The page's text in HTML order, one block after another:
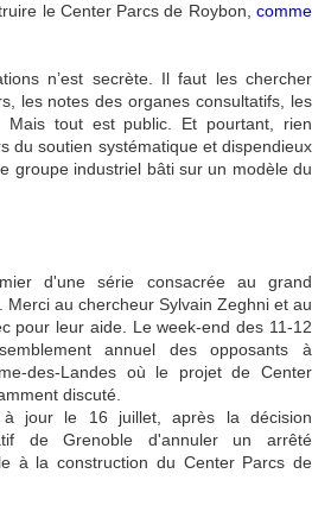
le Center Parcs de Roybon, comme
n’est secrète. Il faut les chercher
les notes des organes consultatifs, les
Mais tout est public. Et pourtant, rien
du soutien systématique et dispendieux
groupe industriel bâti sur un modèle du
d'une série consacrée au grand
Merci au chercheur Sylvain Zeghni et au
pour leur aide. Le week-end des 11-12
annuel des opposants à
des-Landes où le projet de Center
discuté.
jour le 16 juillet, après la décision
de Grenoble d'annuler un arrêté
à la construction du Center Parcs de